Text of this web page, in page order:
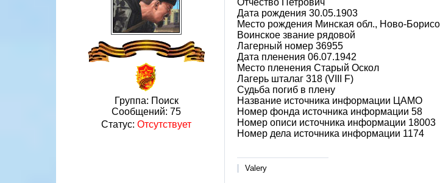
Группа: Поиск
Сообщений: 75
Статус: Отсутствует
Отчество Петрович
Дата рождения 30.05.1903
Место рождения Минская обл., Ново-
Воинское звание рядовой
Лагерный номер 36955
Дата пленения 06.07.1942
Место пленения Старый Оскол
Лагерь шталаг 318 (VIII F)
Судьба погиб в плену
Название источника информации ЦАМО
Номер фонда источника информации 58
Номер описи источника информации 18003
Номер дела источника информации 1174
Valery